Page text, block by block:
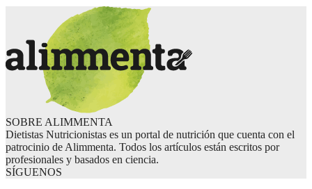
SOBRE ALIMMENTA
Dietistas Nutricionistas es un portal de nutrición que cuenta con el
patrocinio de Alimmenta. Todos los artículos están escritos por
profesionales y basados en ciencia.
SÍGUENOS